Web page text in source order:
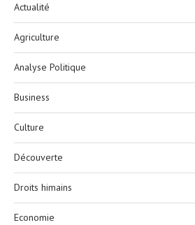
Actualité
Agriculture
Analyse Politique
Business
Culture
Découverte
Droits himains
Economie